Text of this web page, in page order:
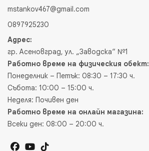
mstankov467@gmail.com
0897925230
Адрес:
гр. Асеновград, ул. „Заводска“ №1
Работно време на физическия обект:
Понеделник – Петък: 08:30 – 17:30 ч.
Събота: 10:00 – 15:00 ч.
Неделя: Почивен ден
Работно време на онлайн магазина:
Всеки ден: 08:00 – 20:00 ч.